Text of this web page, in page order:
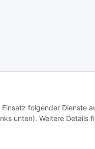
folgender Dienste
unten). Weitere Details